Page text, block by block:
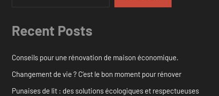
Recent Posts
Conseils pour une rénovation de maison économique.
Changement de vie ? C’est le bon moment pour rénover
Punaises de lit : des solutions écologiques et respectueuses